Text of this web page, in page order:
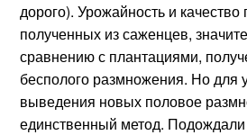
дорого). Урожайность и
полученных из саженцев,
сравнению с плантациями,
бесполого размножения. Но для
выведения новых половое
единственный метод. Подождали